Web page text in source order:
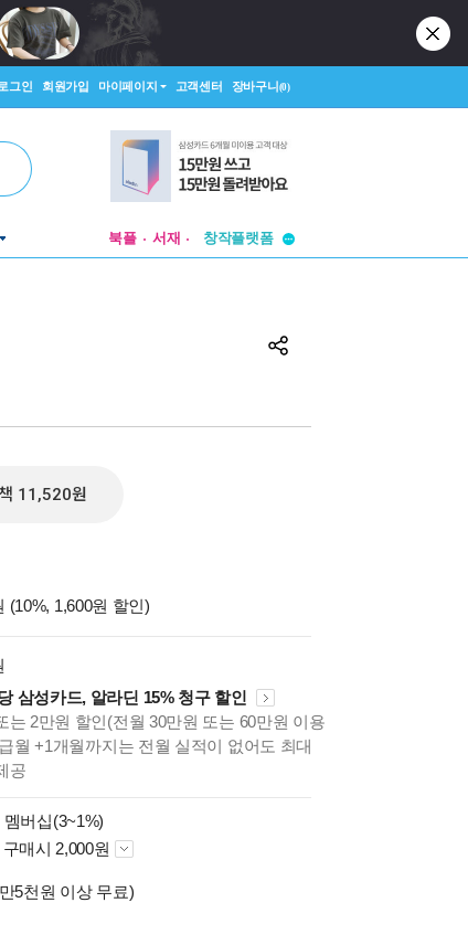
로그인 회원가입 마이페이지 고객센터 장바구니(0)
북플 서재
창작플랫폼
11,520원
(10%, 1,600원 할인)
삼성카드, 알라딘 15% 청구 할인
는 2만원 할인(전월 30만원 또는 60만원 이용
월 +1개월까지는 전월 실적이 없어도 최대
공
멤버십(3~1%)
매시 2,000원
5천원 이상 무료)